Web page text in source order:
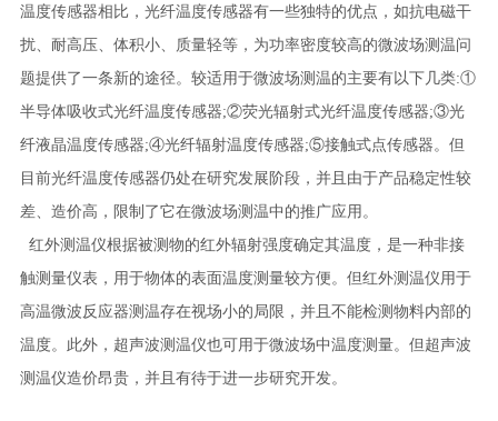
温度传感器相比，光纤温度传感器有一些独特的优点，如抗电磁干
扰、耐高压、体积小、质量轻等，为功率密度较高的微波场测温问
题提供了一条新的途径。较适用于微波场测温的主要有以下几类:①
半导体吸收式光纤温度传感器;②荧光辐射式光纤温度传感器;③光
纤液晶温度传感器;④光纤辐射温度传感器;⑤接触式点传感器。但
目前光纤温度传感器仍处在研究发展阶段，并且由于产品稳定性较
差、造价高，限制了它在微波场测温中的推广应用。
红外测温仪根据被测物的红外辐射强度确定其温度，是一种非接
触测量仪表，用于物体的表面温度测量较方便。但红外测温仪用于
高温微波反应器测温存在视场小的局限，并且不能检测物料内部的
温度。此外，超声波测温仪也可用于微波场中温度测量。但超声波
测温仪造价昂贵，并且有待于进一步研究开发。